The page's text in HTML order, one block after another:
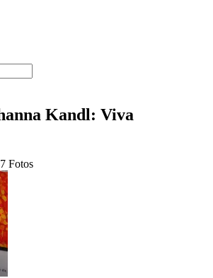
Kandl: Viva
Fotos